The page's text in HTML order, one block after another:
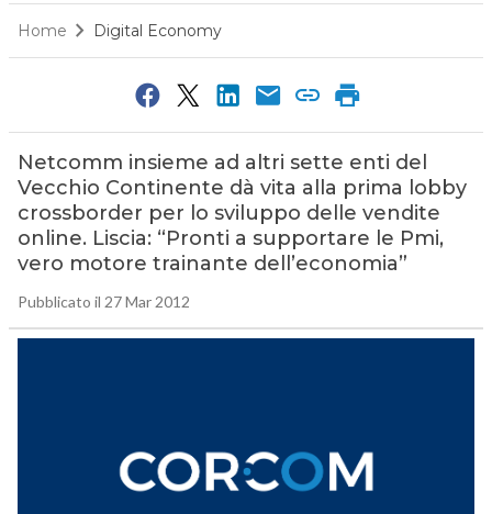
Home Digital Economy
Netcomm insieme ad altri sette enti del
Vecchio Continente dà vita alla prima lobby
crossborder per lo sviluppo delle vendite
online. Liscia: “Pronti a supportare le Pmi,
vero motore trainante dell’economia”
Pubblicato il 27 Mar 2012